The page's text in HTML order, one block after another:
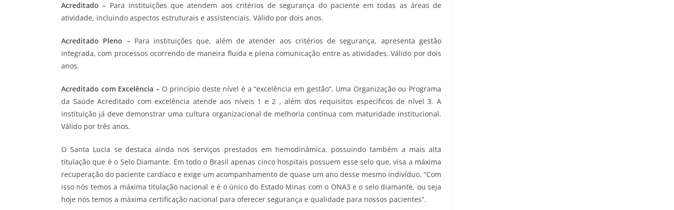
Acreditado – Para instituições que atendem aos critérios de segurança do paciente em todas as áreas de
atividade, incluindo aspectos estruturais e assistenciais. Válido por dois anos.
Acreditado Pleno – Para instituições que, além de atender aos critérios de segurança, apresenta gestão
integrada, com processos ocorrendo de maneira fluida e plena comunicação entre as atividades. Válido por dois
anos.
Acreditado com Excelência – O princípio deste nível é a “excelência em gestão”. Uma Organização ou Programa
da Saúde Acreditado com excelência atende aos níveis 1 e 2 , além dos requisitos específicos de nível 3. A
instituição já deve demonstrar uma cultura organizacional de melhoria contínua com maturidade institucional.
Válido por três anos.
O Santa Lucia se destaca ainda nos serviços prestados em hemodinâmica, possuindo também a mais alta
titulação que é o Selo Diamante. Em todo o Brasil apenas cinco hospitais possuem esse selo que, visa a máxima
recuperação do paciente cardíaco e exige um acompanhamento de quase um ano desse mesmo indivíduo. “Com
isso nós temos a máxima titulação nacional e é o único do Estado Minas com o ONA3 e o selo diamante, ou seja
hoje nós temos a máxima certificação nacional para oferecer segurança e qualidade para nossos pacientes”.